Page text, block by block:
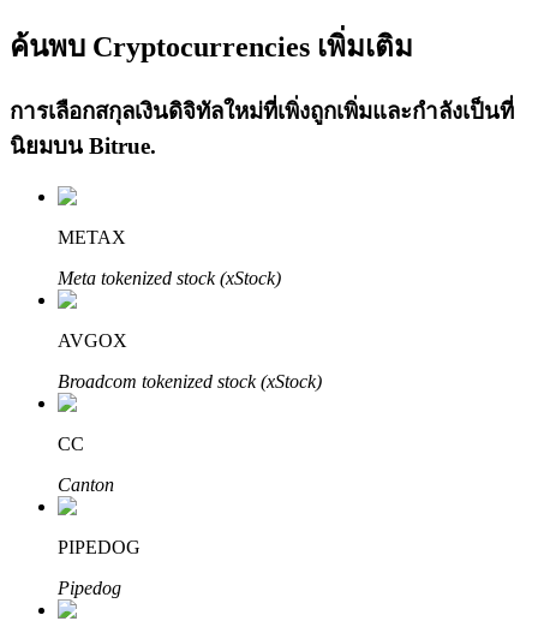
ลงทุนอัตโนมัติ
เรียนรู้เกี่ยวกับการสร้างรายได้แบบพาสซีฟ
Bitrue
ค้นพบ Cryptocurrencies เพิ่มเติม
การเลือกสกุลเงินดิจิทัลใหม่ที่เพิ่งถูกเพิ่มและกำลังเป็นที่
นิยมบน Bitrue.
METAX
Meta tokenized stock (xStock)
AVGOX
Broadcom tokenized stock (xStock)
CC
Canton
PIPEDOG
Pipedog